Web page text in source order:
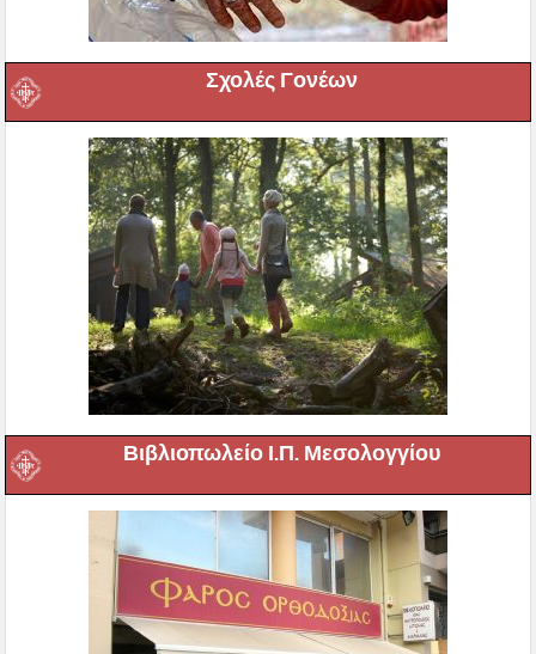
Σχολές Γονέων
Βιβλιοπωλείο Ι.Π. Μεσολογγίου